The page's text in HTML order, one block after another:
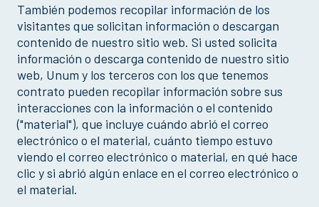
También podemos recopilar información de los
visitantes que solicitan información o descargan
contenido de nuestro sitio web. Si usted solicita
información o descarga contenido de nuestro sitio
web, Unum y los terceros con los que tenemos
contrato pueden recopilar información sobre sus
interacciones con la información o el contenido
("material"), que incluye cuándo abrió el correo
electrónico o el material, cuánto tiempo estuvo
viendo el correo electrónico o material, en qué hace
clic y si abrió algún enlace en el correo electrónico o
el material.